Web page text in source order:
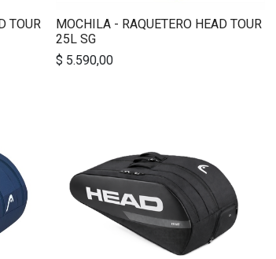
TOUR
MOCHILA - RAQUETERO HEAD TOUR
25L SG
$ 5.590,00